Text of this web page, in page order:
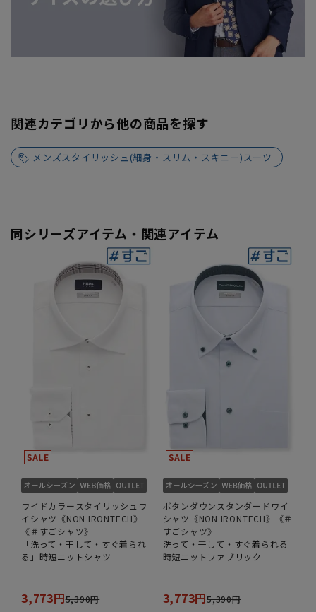
関連カテゴリから他の商品を探す
メンズスタイリッシュ(細身・スリム・スキニー)スーツ
同シリーズアイテム・関連アイテム
ワイドカラースタイリッシュワ
イシャツ《NON IRONTECH》
《＃すごシャツ》
「洗って・干して・すぐ着られ
る」時短ニットシャツ
3,773円5,390円
ボタンダウンスタンダードワイ
シャツ《NON IRONTECH》《＃
すごシャツ》
洗って・干して・すぐ着られる
時短ニットファブリック
3,773円5,390円